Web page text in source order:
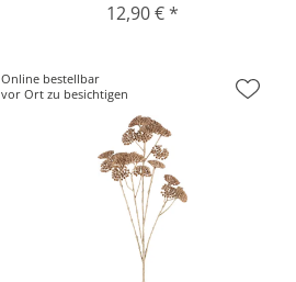
12,90 € *
Online bestellbar
vor Ort zu besichtigen